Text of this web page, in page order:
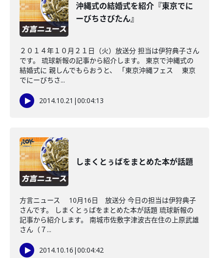
沖縄式の結婚式を紹介『東京でに
ーびちさびたん』
２０１４年１０月２１日（火）放送分 担当は伊狩典子さん
です。 琉球新報の記事から紹介します。 東京で沖縄式の
結婚式に 親しんでもらおうと、 「東京沖縄フェス 東京
でにーびちさ...
2014.10.21 |00:04:13
しまくとぅばをまとめた本が話題
方言ニュース 10月16日 放送分 今日の担当は伊狩典子
さんです。 しまくとぅばをまとめた本が話題 琉球新報の
記事から紹介します。 南城市佐敷字津波古在住の上原武雄
さん（７...
2014.10.16 |00:04:42